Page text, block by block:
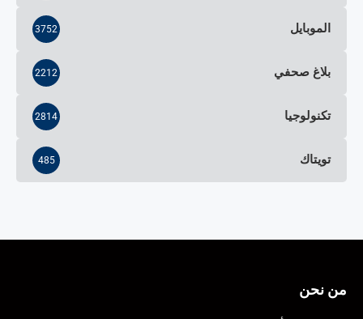
الموبايل 3752
بلاغ صحفي 2212
تكنولوجيا 2814
تويتاك 485
من نحن